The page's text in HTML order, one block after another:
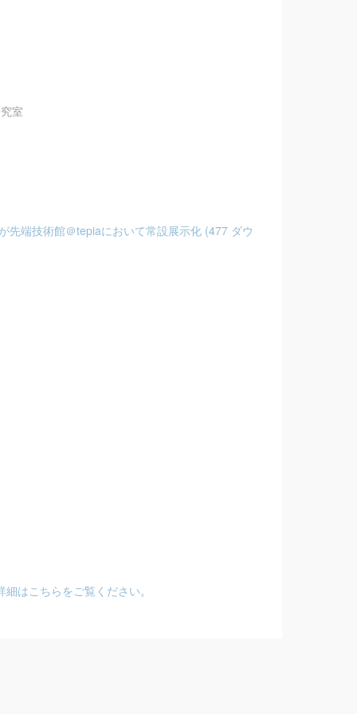
室
端技術館＠tepiaにおいて常設展示化 (477 ダウ
細はこちらをご覧ください。